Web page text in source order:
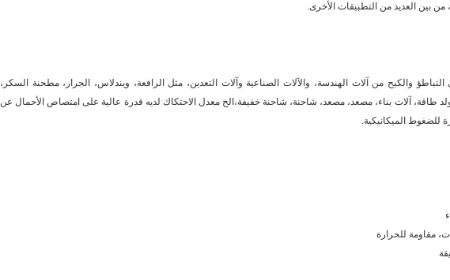
من بين العديد من التطبيقات الأخرى.
والكبح من آلات الهندسة، والآلات الصناعية وآلات التعدين، مثل الرافعة، ويندلاس، الجرار، مطحنة السكر،
طاقة، آلات بناء، مصعد، مصعد، شاحنة، شاحنة خفيفة،الخ معدل الاحتكاك لديه قدرة عالية على امتصاص الأحمال عن
للضغوط الميكانيكية.
مقاومة للحرارة